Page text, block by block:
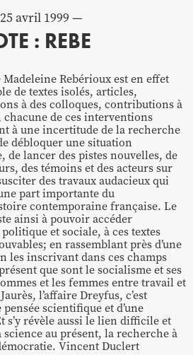
25 avril 1999
: REBE
Rebérioux est en effet
de textes isolés, articles,
à des colloques, contributions à
de ces interventions
à une incertitude de la recherche
débloquer une situation
lancer des pistes nouvelles, de
des témoins et des acteurs sur
des travaux audacieux qui
part importante du
contemporaine française. Le
ainsi à pouvoir accéder
et sociale, à ces textes
en rassemblant près d’une
les inscrivant dans ces champs
que sont le socialisme et ses
et les femmes entre travail et
l’affaire Dreyfus, c’est
scientifique et d’une
révèle aussi le lien difficile et
au présent, la recherche à
Vincent Duclert